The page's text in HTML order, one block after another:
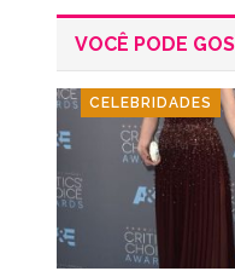
VOCÊ PODE
CELEBRIDADES